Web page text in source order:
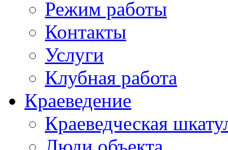
Режим работы
Контакты
Услуги
Клубная работа
Краеведение
Краеведческая